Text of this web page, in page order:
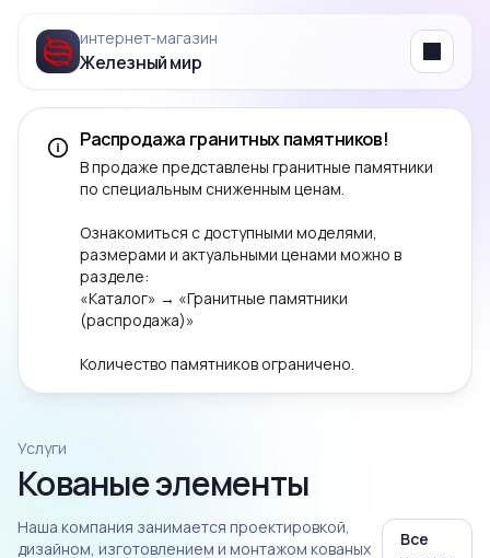
интернет‑магазин
Железный мир Menu
Распродажа гранитных памятников!
В продаже представлены гранитные памятники
по специальным сниженным ценам.
Ознакомиться с доступными моделями,
размерами и актуальными ценами можно в
разделе:
«Каталог» → «Гранитные памятники
(распродажа)»
Количество памятников ограничено.
Услуги
Кованые элементы
Наша компания занимается проектировкой,
дизайном, изготовлением и монтажом кованых
Все